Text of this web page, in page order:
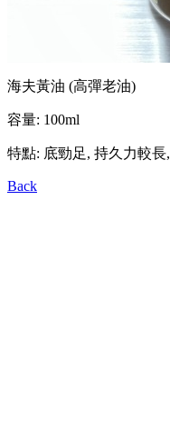
海夫黃油 (高彈老油)
容量: 100ml
特點: 底勁足, 持久力較
Back